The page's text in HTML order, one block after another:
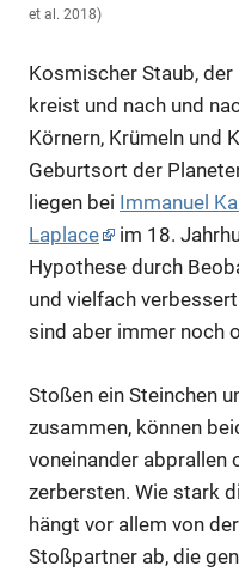
et al. 2018)
Kosmischer Staub,
kreist und nach und
Körnern, Krümeln und
Geburtsort der
liegen bei Immanuel
Laplace
im 18.
Hypothese durch
und vielfach
sind aber immer noch
Stoßen ein Steinchen
zusammen, können
voneinander abprallen
zerbersten. Wie stark
hängt vor allem von
Stoßpartner ab, die